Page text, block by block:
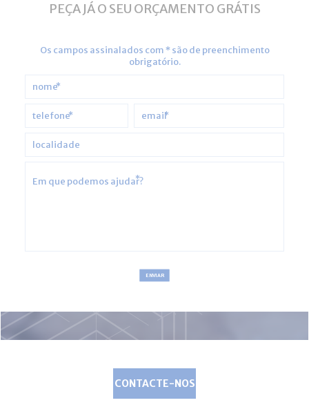
PEÇA JÁ O SEU ORÇAMENTO GRÁTIS
Os campos assinalados com*são de preenchimento
obrigatório.
*
* *
*
ENVIAR
CONTACTE-NOS